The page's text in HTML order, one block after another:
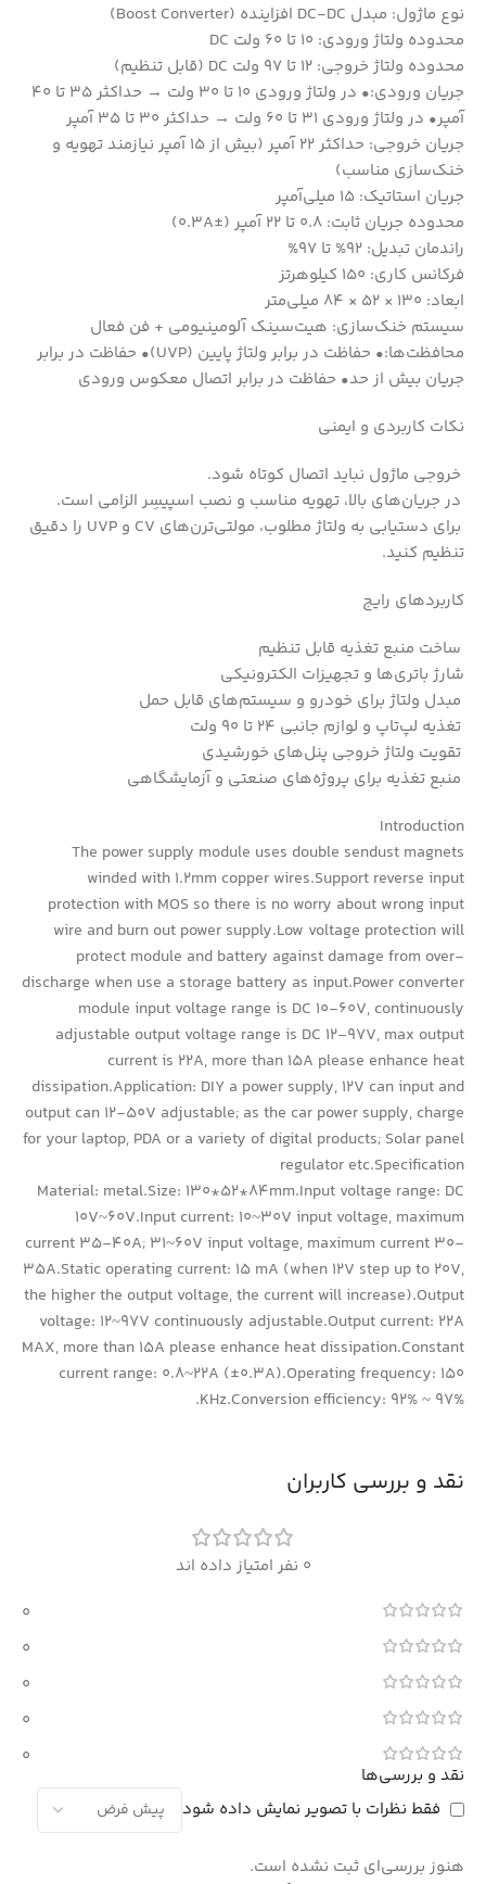
نوع ماژول: مبدل DC-DC افزاینده (Boost Converter)
محدوده ولتاژ ورودی: 10 تا 60 ولت DC
محدوده ولتاژ خروجی: 12 تا 97 ولت DC (قابل تنظیم)
جریان ورودی:• در ولتاژ ورودی 10 تا 30 ولت → حداکثر 35 تا 40
آمپر• در ولتاژ ورودی 31 تا 60 ولت → حداکثر 30 تا 35 آمپر
جریان خروجی: حداکثر 22 آمپر (بیش از 15 آمپر نیازمند تهویه و
خنک‌سازی مناسب)
جریان استاتیک: 15 میلی‌آمپر
محدوده جریان ثابت: 0.8 تا 22 آمپر (±0.3A)
راندمان تبدیل: 92% تا 97%
فرکانس کاری: 150 کیلوهرتز
ابعاد: 130 × 52 × 84 میلی‌متر
سیستم خنک‌سازی: هیت‌سینک آلومینیومی + فن فعال
محافظت‌ها:• حفاظت در برابر ولتاژ پایین (UVP)• حفاظت در برابر
جریان بیش از حد• حفاظت در برابر اتصال معکوس ورودی
نکات کاربردی و ایمنی
خروجی ماژول نباید اتصال کوتاه شود.
در جریان‌های بالا، تهویه مناسب و نصب اسپیسِر الزامی است.
برای دستیابی به ولتاژ مطلوب، مولتی‌ترن‌های CV و UVP را دقیق
تنظیم کنید.
کاربردهای رایج
ساخت منبع تغذیه قابل تنظیم
شارژ باتری‌ها و تجهیزات الکترونیکی
مبدل ولتاژ برای خودرو و سیستم‌های قابل حمل
تغذیه لپ‌تاپ و لوازم جانبی 24 تا 90 ولت
تقویت ولتاژ خروجی پنل‌های خورشیدی
منبع تغذیه برای پروژه‌های صنعتی و آزمایشگاهی
Introduction
The power supply module uses double sendust magnets
winded with 1.2mm copper wires.Support reverse input
protection with MOS so there is no worry about wrong input
wire and burn out power supply.Low voltage protection will
protect module and battery against damage from over-
discharge when use a storage battery as input.Power converter
module input voltage range is DC 10-60V, continuously
adjustable output voltage range is DC 12-97V, max output
current is 22A, more than 15A please enhance heat
dissipation.Application: DIY a power supply, 12V can input and
output can 12-50V adjustable; as the car power supply, charge
for your laptop, PDA or a variety of digital products; Solar panel
regulator etc.Specification
Material: metal.Size: 130*52*84mm.Input voltage range: DC
10V~60V.Input current: 10~30V input voltage, maximum
current 35-40A; 31~60V input voltage, maximum current 30-
35A.Static operating current: 15 mA (when 12V step up to 20V,
the higher the output voltage, the current will increase).Output
voltage: 12~97V continuously adjustable.Output current: 22A
MAX, more than 15A please enhance heat dissipation.Constant
current range: 0.8~22A (±0.3A).Operating frequency: 150
KHz.Conversion efficiency: 92% ~ 97%.
نقد و بررسی کاربران
0 نفر امتیاز داده اند
0
0
0
0
0
نقد و بررسی‌ها
فقط نظرات با تصویر نمایش داده شود
هنوز بررسی‌ای ثبت نشده است.